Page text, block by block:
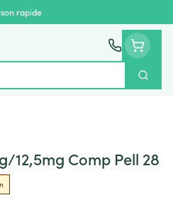
rapide
12,5mg Comp Pell 28